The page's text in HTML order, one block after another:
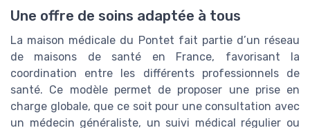
Une offre de soins adaptée à tous
La maison médicale du Pontet fait partie d’un réseau
de maisons de santé en France, favorisant la
coordination entre les différents professionnels de
santé. Ce modèle permet de proposer une prise en
charge globale, que ce soit pour une consultation avec
un médecin généraliste, un suivi médical régulier ou